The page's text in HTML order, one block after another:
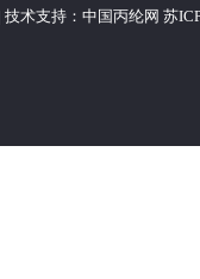
术支持： 中国丙纶网 苏